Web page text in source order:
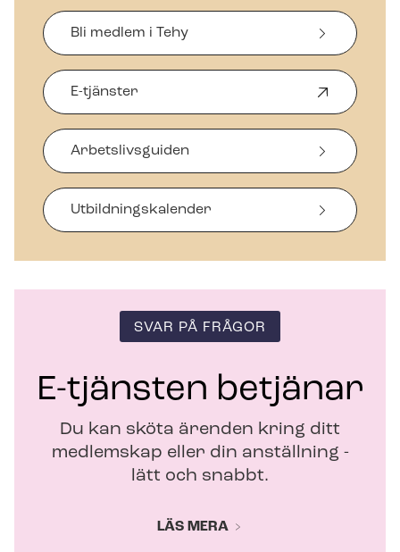
Bli medlem i Tehy
E-tjänster
p
n
a
s
i
t
e
r
Arbetslivsguiden
Ut­bild­nings­ka­len­der
SVAR PÅ FRÅGOR
E-tjänsten betjänar
Du kan sköta ärenden kring ditt
medlemskap eller din anställning -
lätt och snabbt.
LÄS MERA